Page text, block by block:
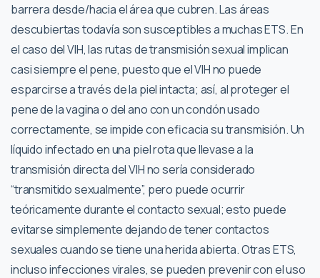
barrera desde/hacia el área que cubren. Las áreas
descubiertas todavía son susceptibles a muchas ETS. En
el caso del VIH, las rutas de transmisión sexual implican
casi siempre el pene, puesto que el VIH no puede
esparcirse a través de la piel intacta; así, al proteger el
pene de la vagina o del ano con un condón usado
correctamente, se impide con eficacia su transmisión. Un
líquido infectado en una piel rota que llevase a la
transmisión directa del VIH no sería considerado
“transmitido sexualmente”, pero puede ocurrir
teóricamente durante el contacto sexual; esto puede
evitarse simplemente dejando de tener contactos
sexuales cuando se tiene una herida abierta. Otras ETS,
incluso infecciones virales, se pueden prevenir con el uso